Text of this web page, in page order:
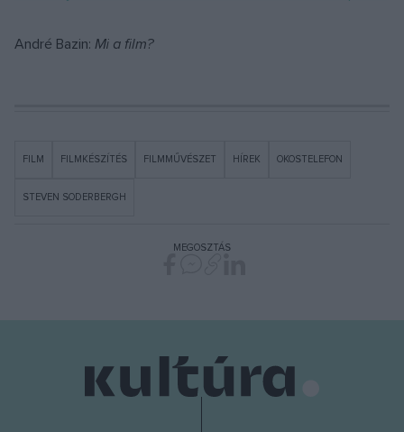
André Bazin: Mi a film?
FILM FILMKÉSZÍTÉS FILMMŰVÉSZET HÍREK OKOSTELEFON
STEVEN SODERBERGH
MEGOSZTÁS